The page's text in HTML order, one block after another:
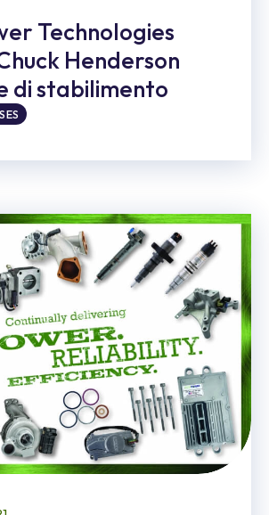
Technologies
Henderson
di stabilimento